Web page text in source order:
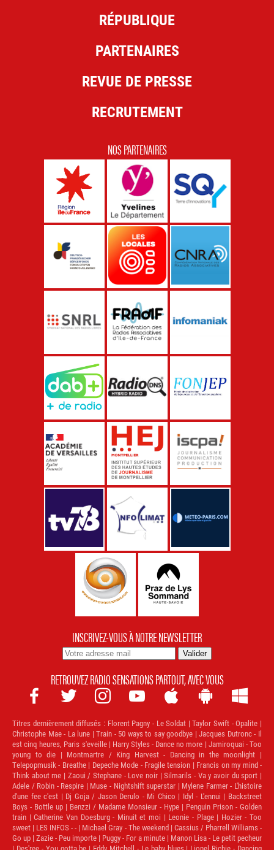
RÉPUBLIQUE
PARTENAIRES
REVUE DE PRESSE
RECRUTEMENT
NOS PARTENAIRES
INSCRIVEZ-VOUS À NOTRE NEWSLETTER
RETROUVEZ RADIO SENSATIONS PARTOUT, AVEC VOUS
      
Titres dernièrement diffusés :Florent Pagny - Le Soldat | Taylor Swift - Opalite |
Christophe Mae - La lune | Train - 50 ways to say goodbye | Jacques Dutronc - Il
est cinq heures, Paris s'eveille | Harry Styles - Dance no more | Jamiroquai - Too
young to die | Montmartre / King Harvest - Dancing in the moonlight |
Telepopmusik - Breathe | Depeche Mode - Fragile tension | Francis on my mind -
Think about me | Zaoui / Stephane - Love noir | Silmarils - Va y avoir du sport |
Adele / Robin - Respire | Muse - Nightshift superstar | Mylene Farmer - L'histoire
d'une fee c'est | Dj Goja / Jason Derulo - Mi Chico | Idyl - L'ennui | Backstreet
Boys - Bottle up | Benzzi / Madame Monsieur - Hype | Penguin Prison - Golden
train | Catherine Van Doesburg - Minuit et moi | Leonie - Plage | Hozier - Too
sweet | LES INFOS - - | Michael Gray - The weekend | Cassius / Pharrell Williams -
Go up | Zazie - Peu importe | Puggy - For a minute | Manon Lisa - Le petit pecheur